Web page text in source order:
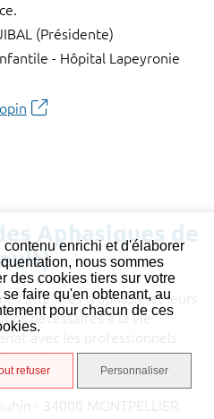
enrichi et d'élaborer
nous sommes
des cookies tiers sur votre
faire qu'en obtenant, au
pour chacun de ces
refuser Personnaliser
(Présidente)
- Hôpital Lapeyronie
Aphasiques de
atteintes d’aphasie et leurs
nécessaires à la vie
avec les professionnels
service.
- 34000 MONTPELLIER